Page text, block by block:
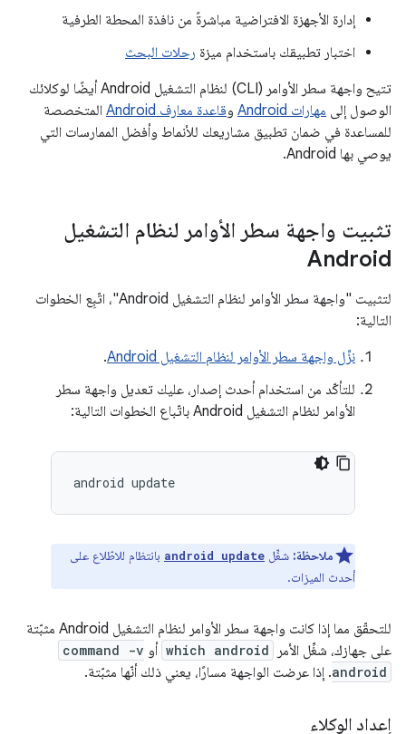
إدارة الأجهزة الافتراضية مباشرةً من نافذة المحطة الطرفية
اختبار تطبيقك باستخدام ميزة رحلات البحث
تتيح واجهة سطر الأوامر (CLI) لنظام التشغيل Android أيضًا لوكلائك
الوصول إلى مهارات Android وقاعدة معارف Android
المتخصصة
للمساعدة في ضمان تطبيق مشاريعك للأنماط وأفضل الممارسات التي
يوصي بها Android.
تثبيت واجهة سطر الأوامر لنظام التشغيل
Android
لتثبيت "واجهة سطر الأوامر لنظام التشغيل Android"، اتّبِع الخطوات
التالية:
نزِّل واجهة سطر الأوامر لنظام التشغيل Android
.
للتأكّد من استخدام أحدث إصدار، عليك تعديل واجهة سطر
الأوامر لنظام التشغيل Android باتّباع الخطوات التالية:
android
ملاحظة: شغِّل android update بانتظام للاطّلاع على
أحدث الميزات.
للتحقّق مما إذا كانت واجهة سطر الأوامر لنظام التشغيل Android مثبّتة
على جهازك، شغِّل الأمر
which android أو command -v
android. إذا عرضت الواجهة مسارًا، يعني ذلك أنّها مثبّتة.
إعداد الوكلاء